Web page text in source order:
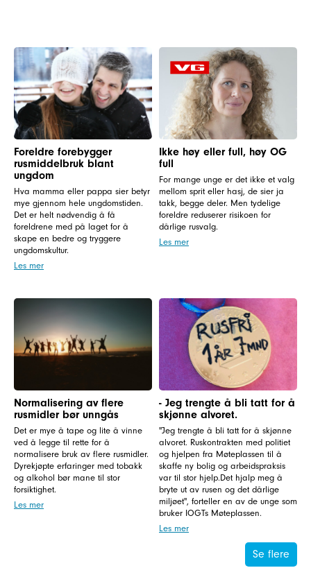
Foreldre forebygger
rusmiddelbruk blant
ungdom
Hva mamma eller pappa sier betyr
mye gjennom hele ungdomstiden.
Det er helt nødvendig å få
foreldrene med på laget for å
skape en bedre og tryggere
ungdomskultur.
Les mer
Ikke høy eller full, høy OG
full
For mange unge er det ikke et valg
mellom sprit eller hasj, de sier ja
takk, begge deler. Men tydelige
foreldre reduserer risikoen for
dårlige rusvalg.
Les mer
Normalisering av flere
rusmidler bør unngås
Det er mye å tape og lite å vinne
ved å legge til rette for å
normalisere bruk av flere rusmidler.
Dyrekjøpte erfaringer med tobakk
og alkohol bør mane til stor
forsiktighet.
Les mer
- Jeg trengte å bli tatt for å
skjønne alvoret.
"Jeg trengte å bli tatt for å skjønne
alvoret. Ruskontrakten med politiet
og hjelpen fra Møteplassen til å
skaffe ny bolig og arbeidspraksis
var til stor hjelp.Det hjalp meg å
bryte ut av rusen og det dårlige
miljøet", forteller en av de unge som
bruker IOGTs Møteplassen.
Les mer
Se flere